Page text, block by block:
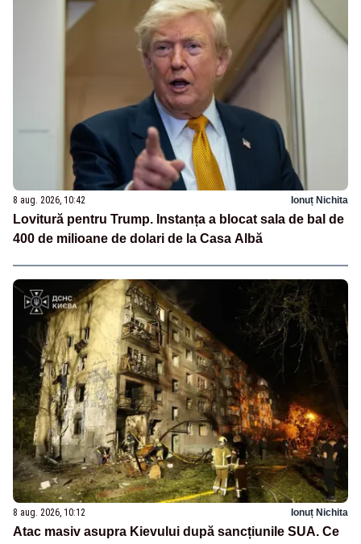
8 aug. 2026, 10:42 Ionuț Nichita
Lovitură pentru Trump. Instanța a blocat sala de bal de
400 de milioane de dolari de la Casa Albă
8 aug. 2026, 10:12 Ionuț Nichita
Atac masiv asupra Kievului după sancțiunile SUA. Ce